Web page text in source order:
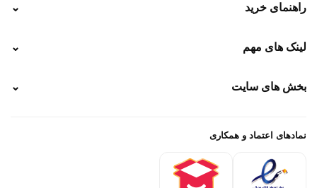
راهنمای خرید ⌄
نحوه پرداخت
راهنمای سفارش
لینک های مهم ⌄
رهگیری تیپاکس
خرید لباس جدید بارسلونا 2025/2026
بخش های سایت ⌄
پرداخت باز
تماس با ما
نمادهای اعتماد و همکاری